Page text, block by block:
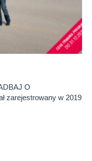
O
zarejestrowany w 2019